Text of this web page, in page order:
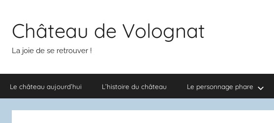
contenuChâteau de Volognat
La joie de se retrouver !
Le château aujourd’hui L’histoire du château Le personnage phare